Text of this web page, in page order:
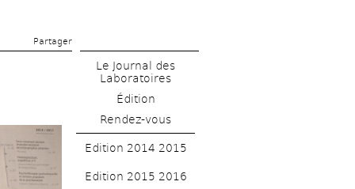
Partager
Le Journal des
Laboratoires
Édition
Rendez-vous
Edition 2014 2015
Edition 2015 2016